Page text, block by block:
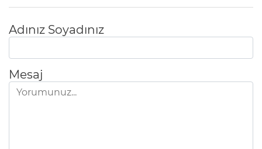
Adınız Soyadınız
Mesaj